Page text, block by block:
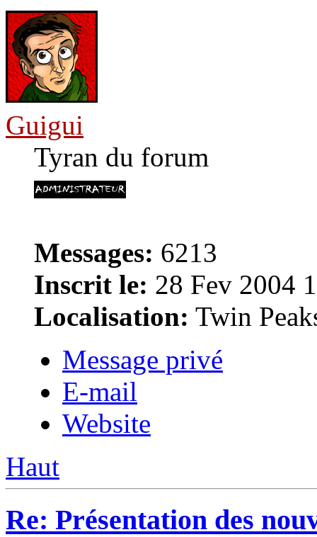
Guigui
Tyran du forum
Messages: 6213
Inscrit le: 28 Fev 2004
Localisation: Twin
Message privé
E-mail
Website
Haut
Re: Présentation des